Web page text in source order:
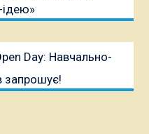
Day: Навчально-
запрошує!